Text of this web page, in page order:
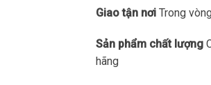
Giao tận nơi Trong
Sản phẩm chất lượng
hãng